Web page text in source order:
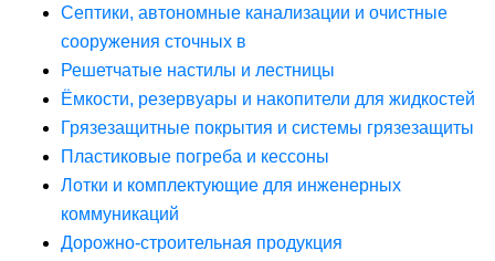
Септики, автономные канализации и очистные
сооружения сточных в
Решетчатые настилы и лестницы
Ёмкости, резервуары и накопители для жидкостей
Грязезащитные покрытия и системы грязезащиты
Пластиковые погреба и кессоны
Лотки и комплектующие для инженерных
коммуникаций
Дорожно-строительная продукция